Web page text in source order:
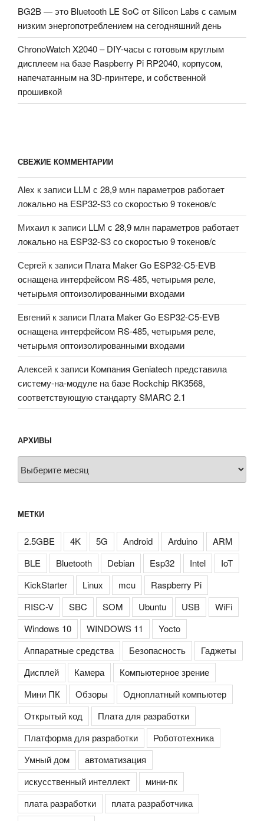
BG2B — это Bluetooth LE SoC от Silicon Labs с самым
низким энергопотреблением на сегодняшний день
ChronoWatch X2040 – DIY-часы с готовым круглым
дисплеем на базе Raspberry Pi RP2040, корпусом,
напечатанным на 3D-принтере, и собственной
прошивкой
СВЕЖИЕ КОММЕНТАРИИ
Alex к записи LLM с 28,9 млн параметров работает
локально на ESP32-S3 со скоростью 9 токенов/с
Михаил к записи LLM с 28,9 млн параметров работает
локально на ESP32-S3 со скоростью 9 токенов/с
Сергей к записи Плата Maker Go ESP32-C5-EVB
оснащена интерфейсом RS-485, четырьмя реле,
четырьмя оптоизолированными входами
Евгений к записи Плата Maker Go ESP32-C5-EVB
оснащена интерфейсом RS-485, четырьмя реле,
четырьмя оптоизолированными входами
Алексей к записи Компания Geniatech представила
систему-на-модуле на базе Rockchip RK3568,
соответствующую стандарту SMARC 2.1
АРХИВЫ
МЕТКИ
2.5GBE 4K 5G Android Arduino
ARM
BLE
Bluetooth Debian Esp32 Intel
IoT
KickStarter
Linux mcu
Raspberry Pi
RISC-V
SBC SOM Ubuntu USB
WiFi
Windows 10
WINDOWS 11
Yocto
Аппаратные средства
Безопасность
Гаджеты
Дисплей
Камера
Компьютерное зрение
Мини ПК
Обзоры
Одноплатный компьютер
Открытый код
Плата для разработки
Платформа для разработки
Робототехника
Умный дом
автоматизация
искусственный интеллект
мини-пк
плата разработки
плата разработчика